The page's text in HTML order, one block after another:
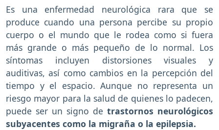
Es una enfermedad neurológica rara que se
produce cuando una persona percibe su propio
cuerpo o el mundo que le rodea como si fuera
más grande o más pequeño de lo normal. Los
síntomas incluyen distorsiones visuales y
auditivas, así como cambios en la percepción del
tiempo y el espacio. Aunque no representa un
riesgo mayor para la salud de quienes lo padecen,
puede ser un signo de trastornos neurológicos
subyacentes como la migraña o la epilepsia.